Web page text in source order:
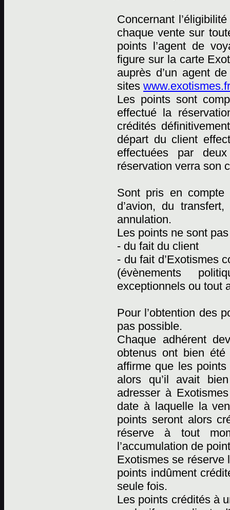
Concernant
chaque vente sur
points l’agent de
figure sur la carte
auprès d’un agent
sites
Les points sont
effectué la
crédités
départ du client
effectuées par
réservation verra son
Sont pris en compte
d’avion, du
annulation.
Les points ne sont
- du fait du client
- du fait d’Exotismes
(évènements
exceptionnels ou tout
Pour l’obtention des
pas possible.
Chaque adhérent
obtenus ont bien
affirme que les
alors qu’il avait
adresser à
date à laquelle la
points seront alors
réserve à tout
l’accumulation de
Exotismes se réserve
points indûment
seule fois.
Les points crédités à